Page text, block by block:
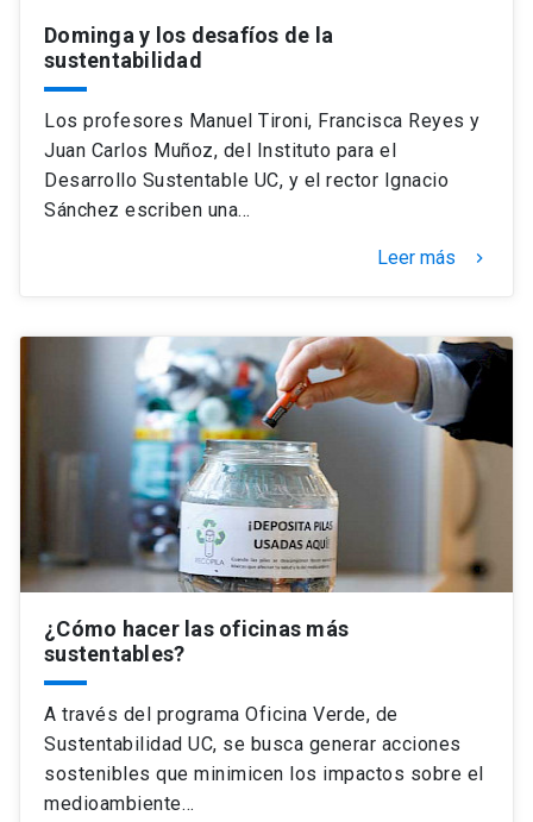
Dominga y los desafíos de la
sustentabilidad
Los profesores Manuel Tironi, Francisca Reyes y
Juan Carlos Muñoz, del Instituto para el
Desarrollo Sustentable UC, y el rector Ignacio
Sánchez escriben una…
Leer más keyboard_arrow_right
¿Cómo hacer las oficinas más
sustentables?
A través del programa Oficina Verde, de
Sustentabilidad UC, se busca generar acciones
sostenibles que minimicen los impactos sobre el
medioambiente…